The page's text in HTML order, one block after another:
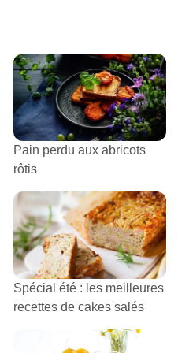
Pain perdu aux abricots
rôtis
Spécial été : les meilleures
recettes de cakes salés